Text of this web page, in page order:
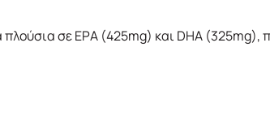
σε ΕΡΑ (425mg) και DHA (325mg),